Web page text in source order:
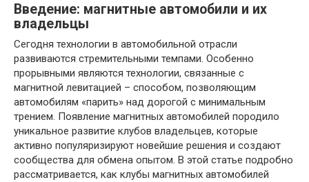
Введение: магнитные автомобили и их
владельцы
Сегодня технологии в автомобильной отрасли
развиваются стремительными темпами. Особенно
прорывными являются технологии, связанные с
магнитной левитацией – способом, позволяющим
автомобилям «парить» над дорогой с минимальным
трением. Появление магнитных автомобилей породило
уникальное развитие клубов владельцев, которые
активно популяризируют новейшие решения и создают
сообщества для обмена опытом. В этой статье подробно
рассматривается, как клубы магнитных автомобилей